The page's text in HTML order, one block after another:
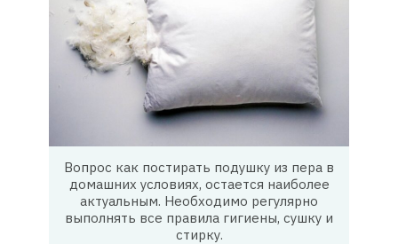
Вопрос как постирать подушку из пера в
домашних условиях, остается наиболее
актуальным. Необходимо регулярно
выполнять все правила гигиены, сушку и
стирку.